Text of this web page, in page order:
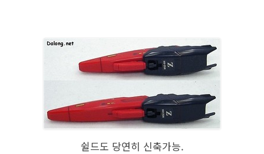
쉴드도 당연히 신축가능.